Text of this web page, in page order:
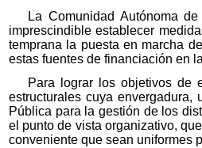
La Comunidad Autónoma
imprescindible establecer
temprana la puesta en marcha
estas fuentes de financiación en
Para lograr los objetivos de
estructurales cuya
Pública para la gestión de los
el punto de vista organizativo,
conveniente que sean uniformes